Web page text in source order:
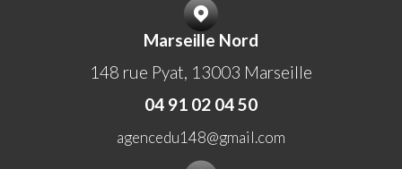
Marseille Nord
148 rue Pyat, 13003 Marseille
04 91 02 04 50
agencedu148@gmail.com